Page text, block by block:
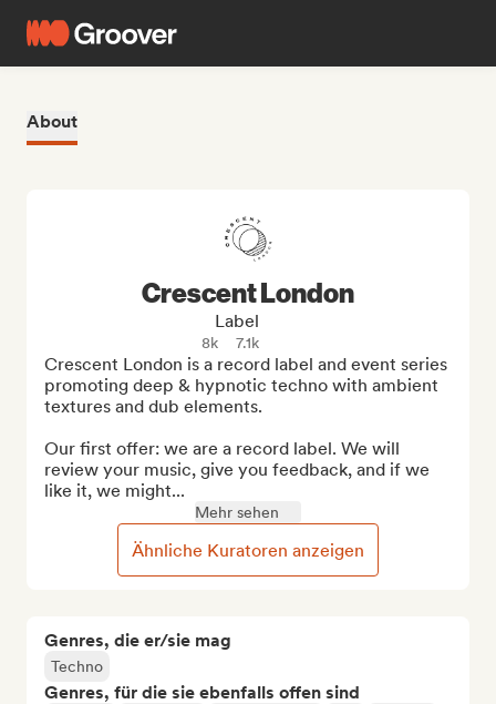
About
Genres, die er/sie mag
Techno
Genres, für die sie ebenfalls offen sind
Crescent London
Label
8k 7.1k
Crescent London is a record label and event series
promoting deep & hypnotic techno with ambient
textures and dub elements.
Our first offer: we are a record label. We will
review your music, give you feedback, and if we
like it, we might...
Mehr sehen
Ähnliche Kuratoren anzeigen